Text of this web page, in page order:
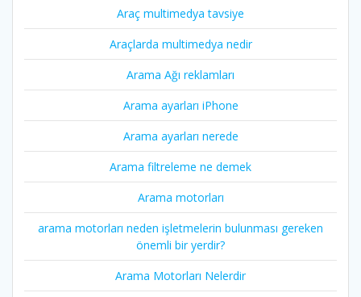
Araç multimedya tavsiye
Araçlarda multimedya nedir
Arama Ağı reklamları
Arama ayarları iPhone
Arama ayarları nerede
Arama filtreleme ne demek
Arama motorları
arama motorları neden işletmelerin bulunması gereken
önemli bir yerdir?
Arama Motorları Nelerdir